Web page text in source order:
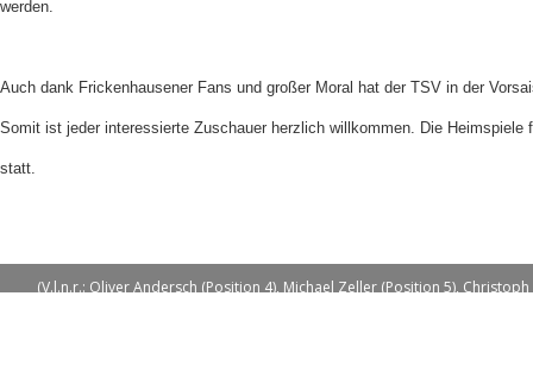
werden.
Auch dank Frickenhausener Fans und großer Moral hat der TSV in der
Somit ist jeder interessierte Zuschauer herzlich willkommen. Die
statt.
(V.l.n.r.: Oliver Andersch (Position 4), Michael Zeller (Position 5),